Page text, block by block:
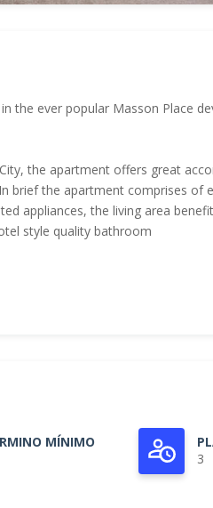
the ever popular Masson Place
the apartment offers great
brief the apartment comprises of
appliances, the living area
style quality bathroom
MÍNIMO
3